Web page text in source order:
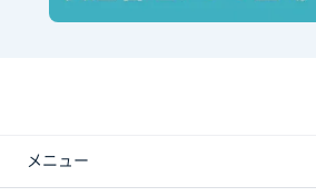
メニュー
取引規程・約款
最良執行方針
ディスクレイマー
リスク説明
GMOクリック証券ホームページ